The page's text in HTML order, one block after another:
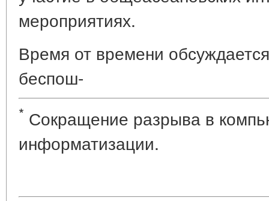
мероприятиях.
Время от времени
беспош-
* Сокращение разрыва в
информатизации.